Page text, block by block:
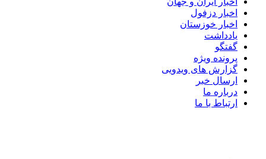
اخبار دزفول
اخبار خوزستان
یادداشت
گفتگو
پرونده ویژه
گزارش های ویدویی
ارسال خبر
درباره ما
ارتباط با ما